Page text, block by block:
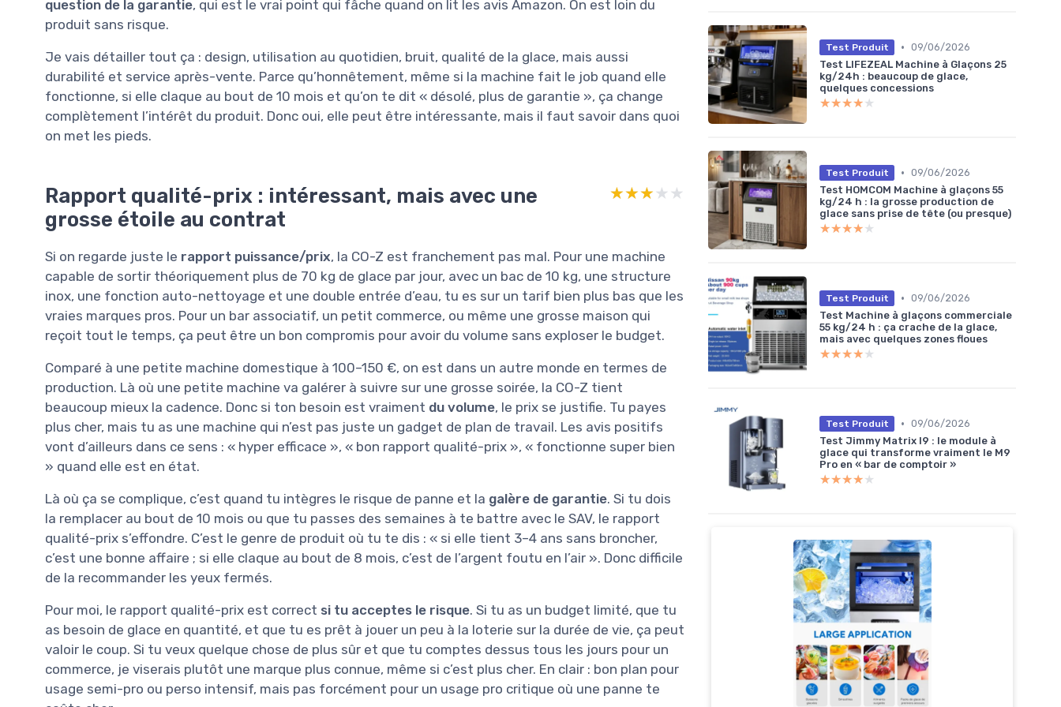
question de la garantie, qui est le vrai point qui fâche quand on lit les avis Amazon. On est loin du
produit sans risque.
Je vais détailler tout ça : design, utilisation au quotidien, bruit, qualité de la glace, mais aussi
durabilité et service après-vente. Parce qu’honnêtement, même si la machine fait le job quand elle
fonctionne, si elle claque au bout de 10 mois et qu’on te dit « désolé, plus de garantie », ça change
complètement l’intérêt du produit. Donc oui, elle peut être intéressante, mais il faut savoir dans quoi
on met les pieds.
Rapport qualité-prix : intéressant, mais avec une
grosse étoile au contrat
★★★★★
★★★★★
Si on regarde juste le rapport puissance/prix, la CO-Z est franchement pas mal. Pour une machine
capable de sortir théoriquement plus de 70 kg de glace par jour, avec un bac de 10 kg, une structure
inox, une fonction auto-nettoyage et une double entrée d’eau, tu es sur un tarif bien plus bas que les
vraies marques pros. Pour un bar associatif, un petit commerce, ou même une grosse maison qui
reçoit tout le temps, ça peut être un bon compromis pour avoir du volume sans exploser le budget.
Comparé à une petite machine domestique à 100–150 €, on est dans un autre monde en termes de
production. Là où une petite machine va galérer à suivre sur une grosse soirée, la CO-Z tient
beaucoup mieux la cadence. Donc si ton besoin est vraiment du volume, le prix se justifie. Tu payes
plus cher, mais tu as une machine qui n’est pas juste un gadget de plan de travail. Les avis positifs
vont d’ailleurs dans ce sens : « hyper efficace », « bon rapport qualité-prix », « fonctionne super bien
» quand elle est en état.
Là où ça se complique, c’est quand tu intègres le risque de panne et la galère de garantie. Si tu dois
la remplacer au bout de 10 mois ou que tu passes des semaines à te battre avec le SAV, le rapport
qualité-prix s’effondre. C’est le genre de produit où tu te dis : « si elle tient 3–4 ans sans broncher,
c’est une bonne affaire ; si elle claque au bout de 8 mois, c’est de l’argent foutu en l’air ». Donc difficile
de la recommander les yeux fermés.
Pour moi, le rapport qualité-prix est correct si tu acceptes le risque. Si tu as un budget limité, que tu
as besoin de glace en quantité, et que tu es prêt à jouer un peu à la loterie sur la durée de vie, ça peut
valoir le coup. Si tu veux quelque chose de plus sûr et que tu comptes dessus tous les jours pour un
commerce, je viserais plutôt une marque plus connue, même si c’est plus cher. En clair : bon plan pour
usage semi-pro ou perso intensif, mais pas forcément pour un usage pro critique où une panne te
Test Produit • 09/06/2026
Test LIFEZEAL Machine à Glaçons 25
kg/24h : beaucoup de glace,
quelques concessions
★★★★★
★★★★★
Test Produit • 09/06/2026
Test HOMCOM Machine à glaçons 55
kg/24 h : la grosse production de
glace sans prise de tête (ou presque)
★★★★★
★★★★★
Test Produit • 09/06/2026
Test Machine à glaçons commerciale
55 kg/24 h : ça crache de la glace,
mais avec quelques zones floues
★★★★★
★★★★★
Test Produit • 09/06/2026
Test Jimmy Matrix I9 : le module à
glace qui transforme vraiment le M9
Pro en « bar de comptoir »
★★★★★
★★★★★